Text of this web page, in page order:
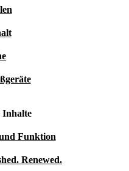
Inhalte
Funktion
Renewed.